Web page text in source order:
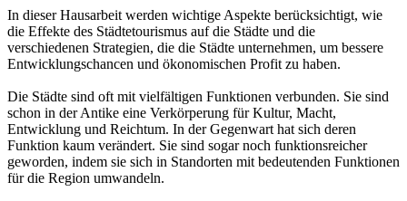
In dieser Hausarbeit werden wichtige Aspekte berücksichtigt, wie
die Effekte des Städtetourismus auf die Städte und die
verschiedenen Strategien, die die Städte unternehmen, um bessere
Entwicklungschancen und ökonomischen Profit zu haben.
Die Städte sind oft mit vielfältigen Funktionen verbunden. Sie sind
schon in der Antike eine Verkörperung für Kultur, Macht,
Entwicklung und Reichtum. In der Gegenwart hat sich deren
Funktion kaum verändert. Sie sind sogar noch funktionsreicher
geworden, indem sie sich in Standorten mit bedeutenden Funktionen
für die Region umwandeln.